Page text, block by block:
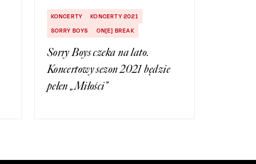
KONCERTY
KONCERTY 2021
SORRY BOYS
ON[E] BREAK
Sorry Boys czeka na lato.
Koncertowy sezon 2021 będzie
pełen „Miłości”